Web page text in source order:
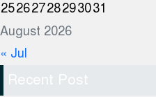
August 2026
25262728293031
« Jul
Recent Post